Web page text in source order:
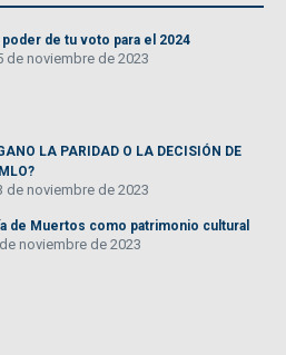
poder de tu voto para el 2024
de noviembre de 2023
LA PARIDAD O LA DECISIÓN DE
de noviembre de 2023
de Muertos como patrimonio cultural
noviembre de 2023